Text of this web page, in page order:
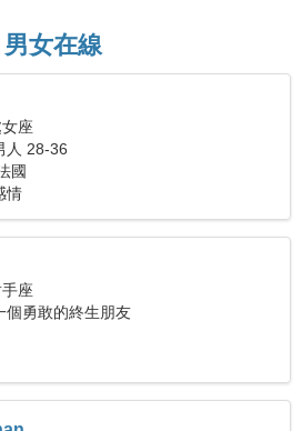
男女在線
座
人 28-36
國
情
座
個勇敢的終生朋友